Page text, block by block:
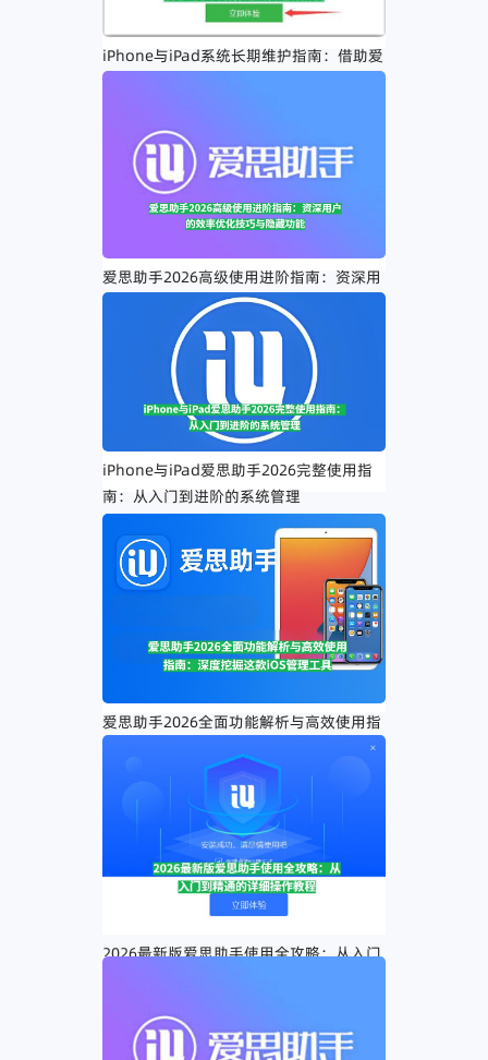
iPhone与iPad系统长期维护指南：借助爱
思助手实现稳定流畅运行解析
爱思助手2026高级使用进阶指南：资深用
户的效率优化技巧与隐藏功能
iPhone与iPad爱思助手2026完整使用指
南：从入门到进阶的系统管理
爱思助手2026全面功能解析与高效使用指
2026最新版爱思助手使用全攻略：从入门